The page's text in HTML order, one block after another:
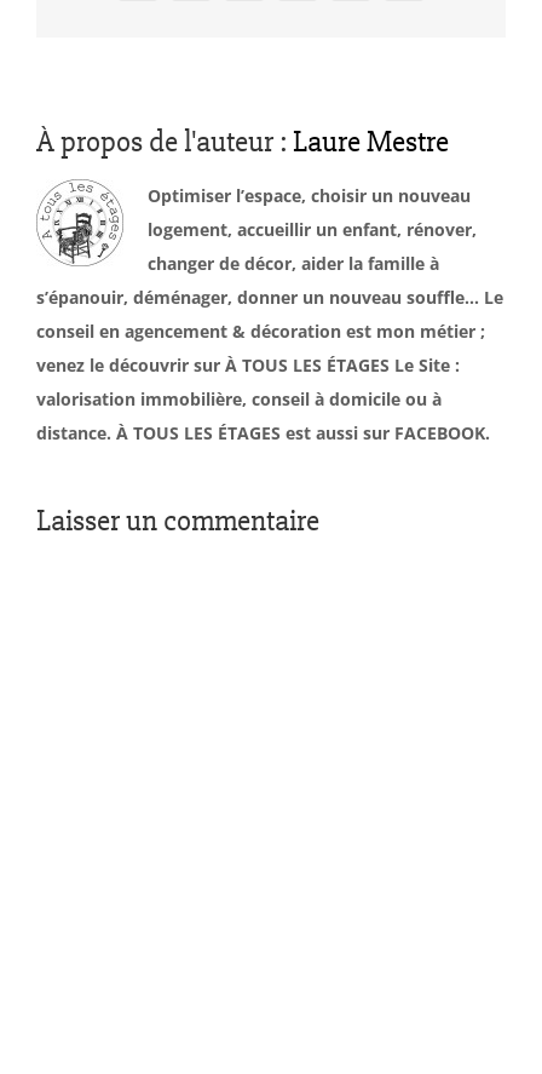
À propos de l'auteur : Laure Mestre
Optimiser l’espace, choisir un nouveau
logement, accueillir un enfant, rénover,
changer de décor, aider la famille à
s’épanouir, déménager, donner un nouveau souffle… Le
conseil en agencement & décoration est mon métier ;
venez le découvrir sur À TOUS LES ÉTAGES Le Site :
valorisation immobilière, conseil à domicile ou à
distance. À TOUS LES ÉTAGES est aussi sur FACEBOOK.
Laisser un commentaire